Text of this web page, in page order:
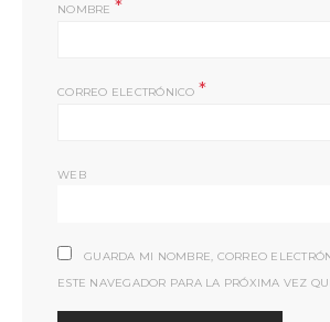
NOMBRE *
CORREO ELECTRÓNICO *
WEB
GUARDA MI NOMBRE, CORREO
ESTE NAVEGADOR PARA LA PRÓXIMA VEZ